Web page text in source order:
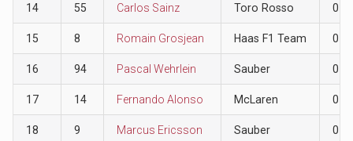
14 55 Carlos Sainz Toro Rosso 0
15 8 Romain Grosjean Haas F1 Team 0
16 94 Pascal Wehrlein Sauber 0
17 14 Fernando Alonso McLaren 0
18 9 Marcus Ericsson Sauber 0